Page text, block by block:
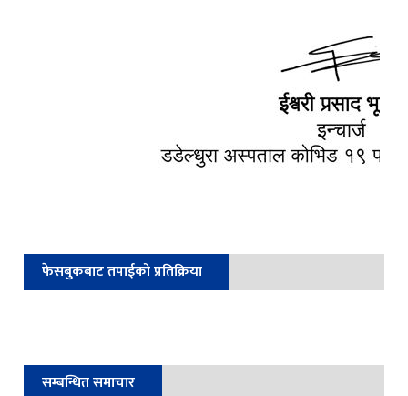
फेसबुकबाट तपाईको प्रतिक्रिया
सम्बन्धित समाचार